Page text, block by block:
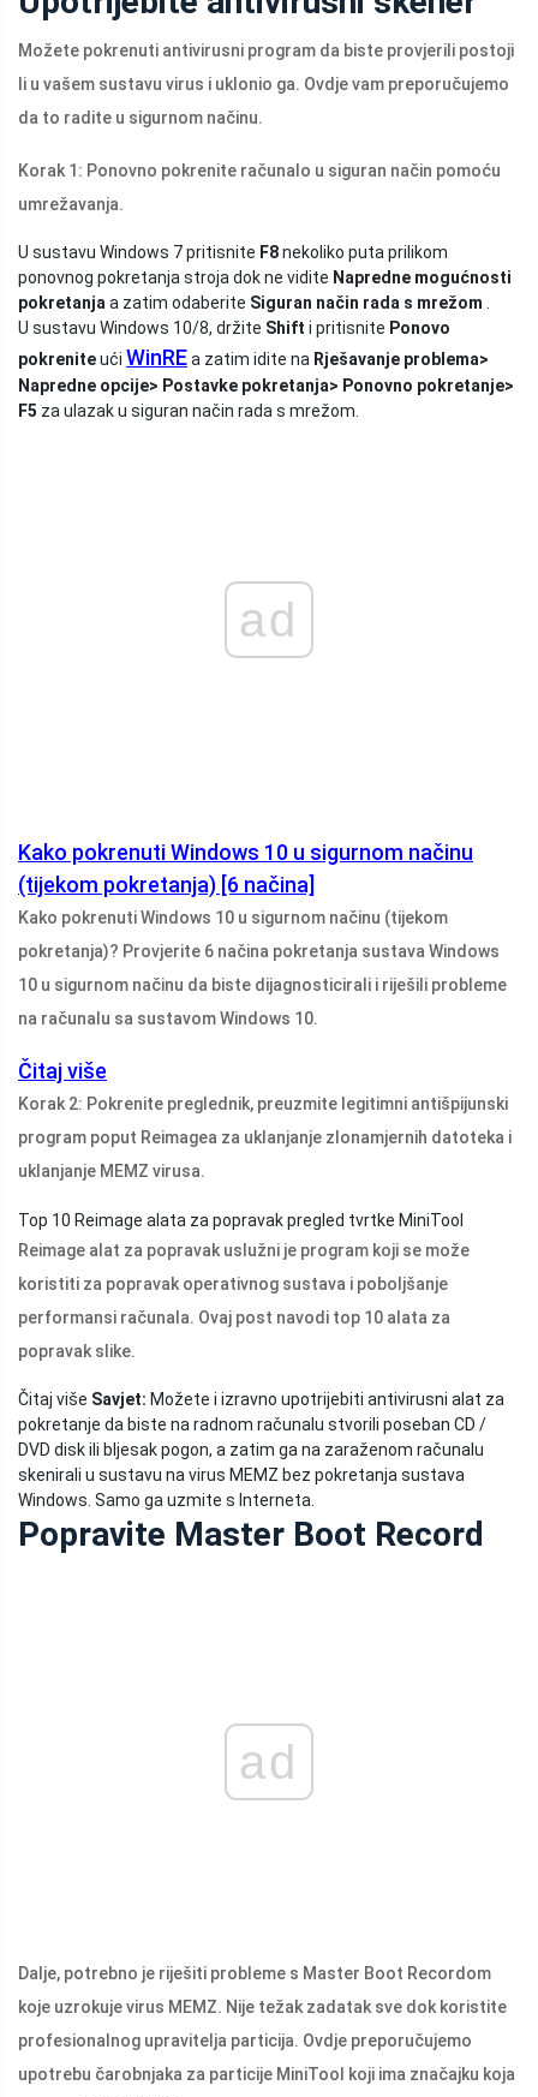
Možete pokrenuti antivirusni program da biste provjerili postoji
li u vašem sustavu virus i uklonio ga. Ovdje vam preporučujemo
da to radite u sigurnom načinu.
Korak 1: Ponovno pokrenite računalo u siguran način pomoću
umrežavanja.
U sustavu Windows 7 pritisnite F8nekoliko puta prilikom
ponovnog pokretanja stroja dok ne vidite Napredne mogućnosti
pokretanja a zatim odaberite Siguran način rada s mrežom
U sustavu Windows 10/8, držite Shift i pritisnite Ponovo
pokreniteući WinREa zatim idite na Rješavanje problema>
Napredne opcije> Postavke pokretanja> Ponovno pokretanje>
F5 za ulazak u siguran način rada s mrežom.
ad
Kako pokrenuti Windows 10 u sigurnom načinu
(tijekom pokretanja) [6 načina]
Kako pokrenuti Windows 10 u sigurnom načinu (tijekom
pokretanja)? Provjerite 6 načina pokretanja sustava Windows
10 u sigurnom načinu da biste dijagnosticirali i riješili probleme
na računalu sa sustavom Windows 10.
Čitaj više
Korak 2: Pokrenite preglednik, preuzmite legitimni antišpijunski
program poput Reimagea za uklanjanje zlonamjernih datoteka i
uklanjanje MEMZ virusa.
Top 10 Reimage alata za popravak pregled tvrtke MiniTool
Reimage alat za popravak uslužni je program koji se može
koristiti za popravak operativnog sustava i poboljšanje
performansi računala. Ovaj post navodi top 10 alata za
popravak slike.
Čitaj više Savjet: Možete i izravno upotrijebiti antivirusni alat za
pokretanje da biste na radnom računalu stvorili poseban CD /
DVD disk ili bljesak pogon, a zatim ga na zaraženom računalu
skenirali u sustavu na virus MEMZ bez pokretanja sustava
Windows. Samo ga uzmite s Interneta.
Popravite Master Boot Record
ad
Dalje, potrebno je riješiti probleme s Master Boot Recordom
koje uzrokuje virus MEMZ. Nije težak zadatak sve dok koristite
profesionalnog upravitelja particija. Ovdje preporučujemo
upotrebu čarobnjaka za particije MiniTool koji ima značajku koja